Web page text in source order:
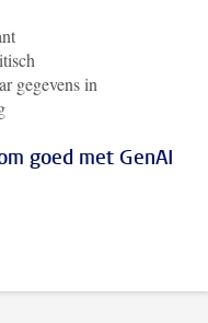
gegevens in
goed met GenAI